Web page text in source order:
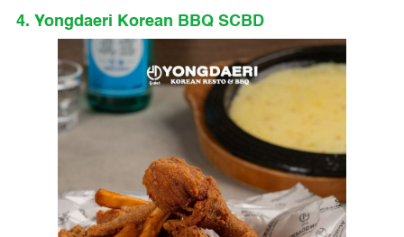
4. Yongdaeri Korean BBQ SCBD